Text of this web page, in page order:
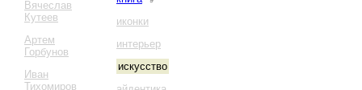
Вячеслав
Кутеев
Артем
Горбунов
Иван
Тихомиров
иконки
интерьер
искусство